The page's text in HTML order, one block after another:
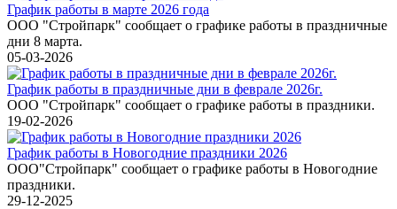
График работы в марте 2026 года
ООО "Стройпарк" сообщает о графике работы в праздничные
дни 8 марта.
05-03-2026
График работы в праздничные дни в феврале 2026г.
ООО "Стройпарк" сообщает о графике работы в праздники.
19-02-2026
График работы в Новогодние праздники 2026
ООО"Стройпарк" сообщает о графике работы в Новогодние
праздники.
29-12-2025